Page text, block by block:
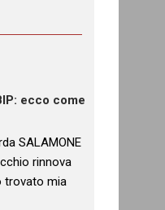
ecco come
SALAMONE
rinnova
trovato mia